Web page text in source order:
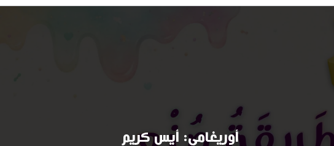
أوريغامي: أيس كريم